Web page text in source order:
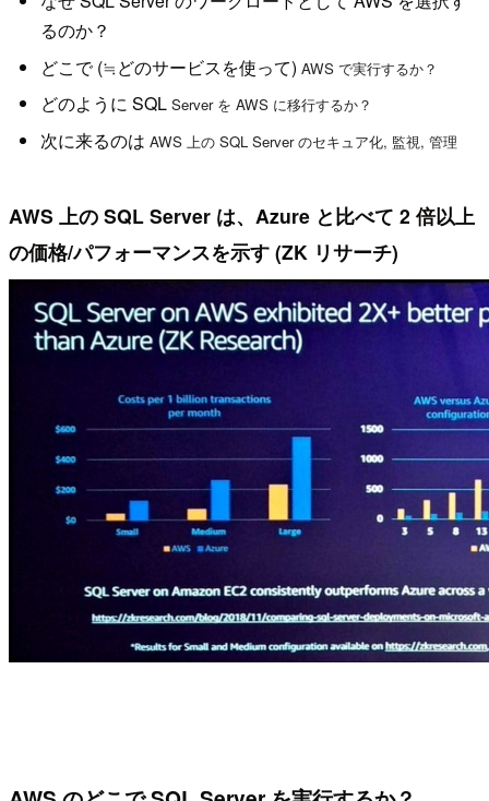
るのか？
どこで (≒どのサービスを使って) AWS で実行するか？
どのように SQLServer を AWS に移行するか？
次に来るのは AWS 上の SQL Server のセキュア化, 監視, 管理
AWS 上の SQL Server は、Azure と比べて 2 倍以上
の価格/パフォーマンスを示す (ZK リサーチ)